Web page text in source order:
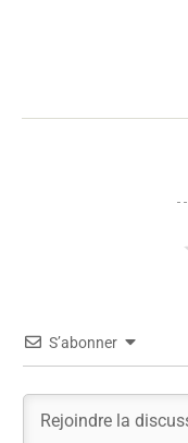
S’abonner